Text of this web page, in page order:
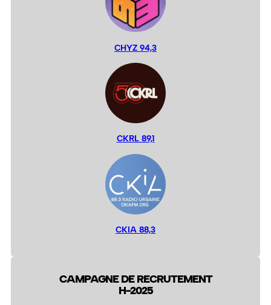
CHYZ 94,3
CKRL 89,1
CKIA 88,3
CAMPAGNE DE RECRUTEMENT
H-2025